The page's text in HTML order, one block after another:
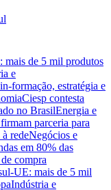
de 5 mil produtos
e
formação, estratégia e
Ciesp contesta
no BrasilEnergia e
parceria para
redeNegócios e
em 80% das
compra
UE: mais de 5 mil
Indústria e